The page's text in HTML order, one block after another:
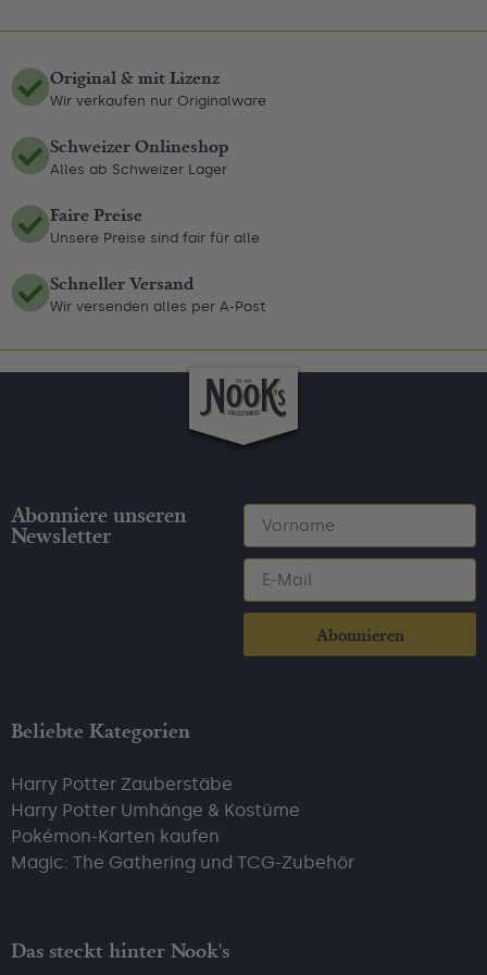
Original & mit Lizenz
Wir verkaufen nur Originalware
Schweizer Onlineshop
Alles ab Schweizer Lager
Faire Preise
Unsere Preise sind fair für alle
Schneller Versand
Wir versenden alles per A-Post
Abonniere unseren
Newsletter
Abonnieren
Beliebte Kategorien
Harry Potter Zauberstäbe
Harry Potter Umhänge & Kostüme
Pokémon-Karten kaufen
Magic: The Gathering und TCG-Zubehör
Das steckt hinter Nook's